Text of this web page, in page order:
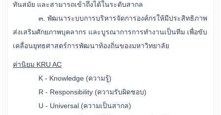
ทันสมัย และสามารถเข้าถึงได้ในระดับสากล
๓. พัฒนาระบบการบริหารจัดการองค์กรให้มีประสิทธิภาพ
ส่งเสริมศักยภาพบุคลากร และบูรณาการการทำงานเป็นทีม เพื่อขับ
เคลื่อนยุทธศาสตร์การพัฒนาท้องถิ่นของมหาวิทยาลัย
ค่านิยม KRU AC
K - Knowledge (ความรู้)
R - Responsibility (ความรับผิดชอบ)
U - Universal (ความเป็นสากล)